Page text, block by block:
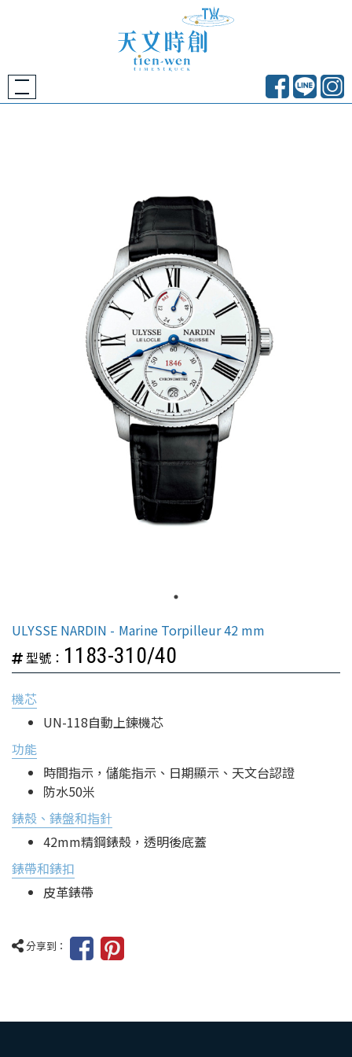
ULYSSE NARDIN
Marine Torpilleur 42 mm
型號： 1183-310/40
機芯
UN-118自動上鍊機芯
功能
時間指示，儲能指示、日期顯示、天文台認證
防水50米
錶殼、錶盤和指針
42mm精鋼錶殼，透明後底蓋
錶帶和錶扣
皮革錶帶
分享到：